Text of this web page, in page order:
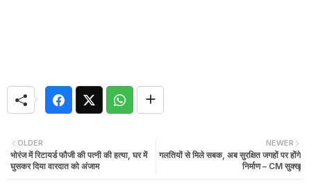
NEWER
गलतियों से मिले सबक, अब सुरक्षित जगहों पर होंगे
निर्माण – CM सुक्खू
OLDER
भोरंज में रिटायर्ड फौजी की पत्नी की हत्या, घर में
घुसकर दिया वारदात को अंजाम